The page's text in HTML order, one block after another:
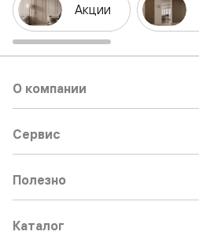
Акции
О компании
Сервис
Полезно
Каталог